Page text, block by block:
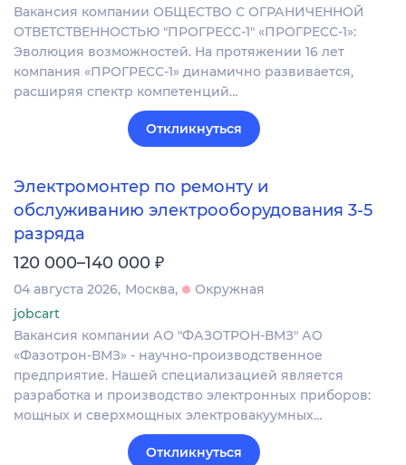
Вакансия компании ОБЩЕСТВО С ОГРАНИЧЕННОЙ
ОТВЕТСТВЕННОСТЬЮ "ПРОГРЕСС-1" «ПРОГРЕСС-1»:
Эволюция возможностей. На протяжении 16 лет
компания «ПРОГРЕСС-1» динамично развивается,
расширяя спектр компетенций…
Откликнуться
Электромонтер по ремонту и
обслуживанию электрооборудования 3-5
разряда
120 000–140 000 ₽
04 августа 2026 Москва
Окружная
jobcart
Вакансия компании АО "ФАЗОТРОН-ВМЗ" АО
«Фазотрон-ВМЗ» - научно-производственное
предприятие. Нашей специализацией является
разработка и производство электронных приборов:
мощных и сверхмощных электровакуумных…
Откликнуться